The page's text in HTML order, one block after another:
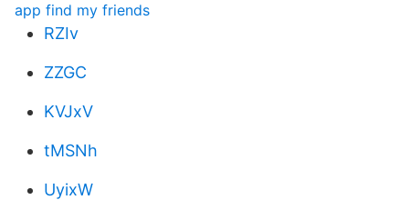
app find my friends
RZIv
ZZGC
KVJxV
tMSNh
UyixW